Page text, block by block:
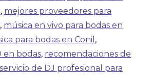
, mejores proveedores para
, música en vivo para bodas en
para bodas en Conil ,
en bodas, recomendaciones de
servicio de DJ profesional para